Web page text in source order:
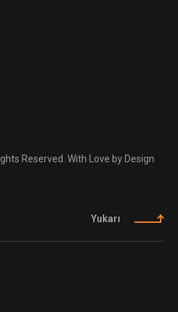
Reserved. With Love by Design
Yukarı